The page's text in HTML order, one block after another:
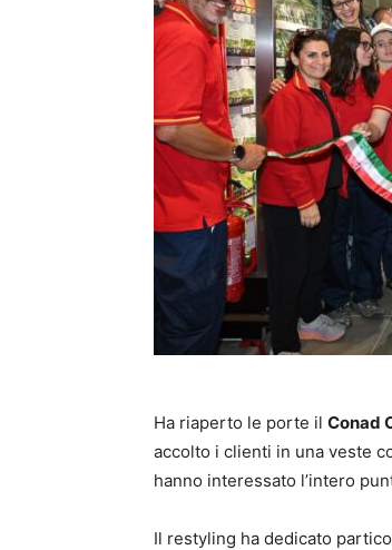
Ha riaperto le porte il Conad
accolto i clienti in una veste
hanno interessato l’intero
Il restyling ha dedicato